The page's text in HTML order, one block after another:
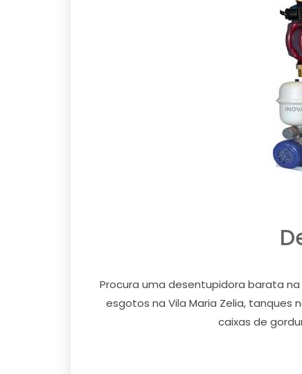
Procura uma desentupidora barata
esgotos na Vila Maria Zelia, tanques
caixas de